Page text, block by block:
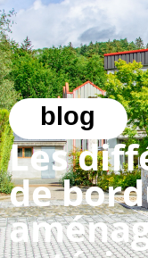
blog
Les
de